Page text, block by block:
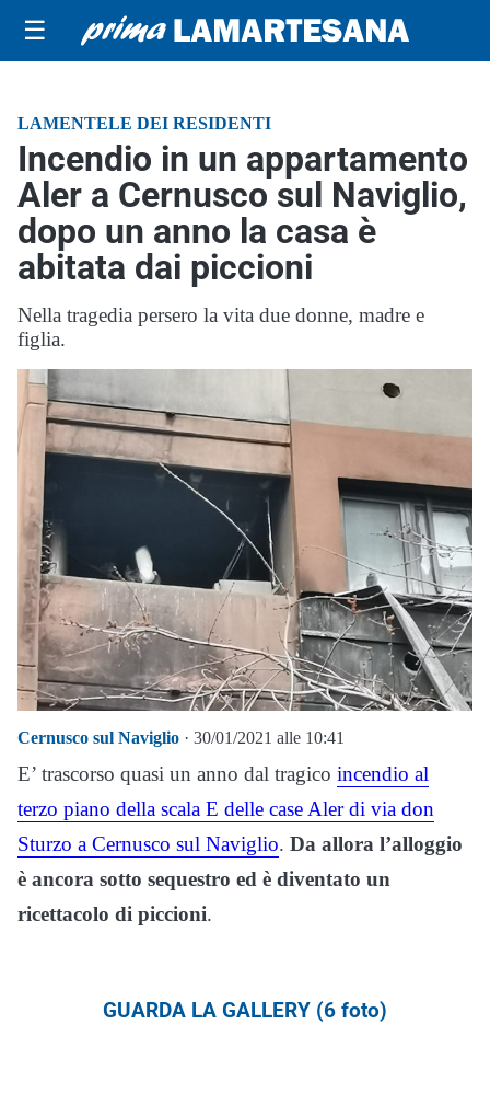
☰
LAMENTELE DEI RESIDENTI
Incendio in un appartamento
Aler a Cernusco sul Naviglio,
dopo un anno la casa è
abitata dai piccioni
Nella tragedia persero la vita due donne, madre e
figlia.
Cernusco sul Naviglio · 30/01/2021 alle 10:41
E’ trascorso quasi un anno dal tragico incendio al
terzo piano della scala E delle case Aler di via don
Sturzo a Cernusco sul Naviglio. Da allora l’alloggio
è ancora sotto sequestro ed è diventato un
ricettacolo di piccioni.
GUARDA LA GALLERY (6 foto)